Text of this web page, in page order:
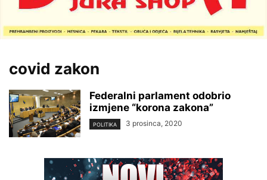
covid zakon
Federalni parlament odobrio
izmjene “korona zakona”
POLITIKA 3 prosinca, 2020